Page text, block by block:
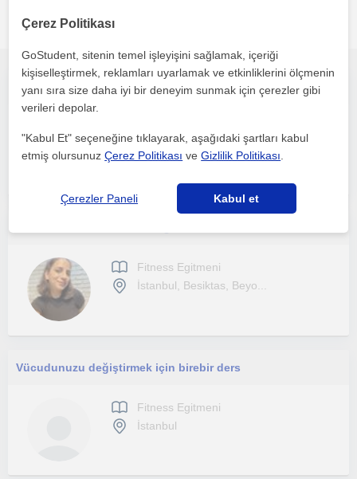
ilginizi çekebilecek diğer Fitness Egitmeni öğretmenleri
İstanbul
Fitness Egitmeni
İstanbul, Besiktas, Beyo...
Vücudunuzu değiştirmek için birebir ders
Fitness Egitmeni
İstanbul
Çerez Politikası
GoStudent, sitenin temel işleyişini sağlamak, içeriği
kişiselleştirmek, reklamları uyarlamak ve etkinliklerini ölçmenin
yanı sıra size daha iyi bir deneyim sunmak için çerezler gibi
verileri depolar.
"Kabul Et" seçeneğine tıklayarak, aşağıdaki şartları kabul
etmiş olursunuzÇerez Politikası veGizlilik Politikası
Çerezler Paneli Kabul et